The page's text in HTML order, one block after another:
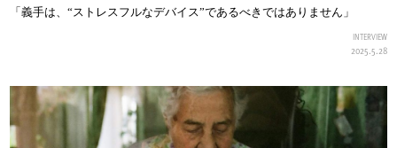
「義手は、“ストレスフルなデバイス”であるべきではありません」
INTERVIEW
2025.5.28